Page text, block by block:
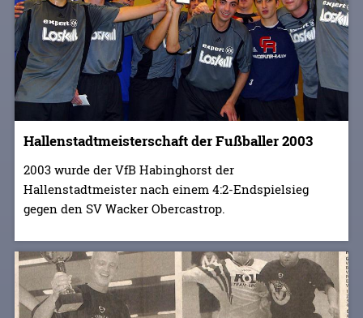
Hallenstadtmeisterschaft der Fußballer 2003
2003 wurde der VfB Habinghorst der
Hallenstadtmeister nach einem 4:2-Endspielsieg
gegen den SV Wacker Obercastrop.